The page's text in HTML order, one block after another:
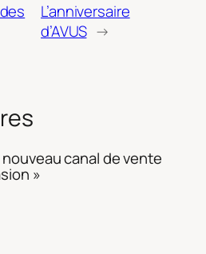
L’anniversaire
d’AVUS →
canal de vente
»